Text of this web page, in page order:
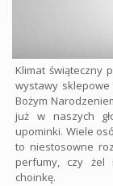
Klimat świąteczny
wystawy
Bożym
już w naszych
upominki. Wiele
to niestosowne
perfumy, czy żel
choinkę.